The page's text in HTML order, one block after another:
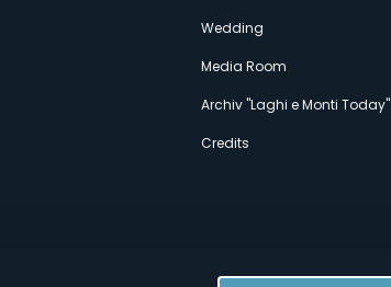
Wedding
Media Room
Archiv "Laghi e Monti Today"
Credits